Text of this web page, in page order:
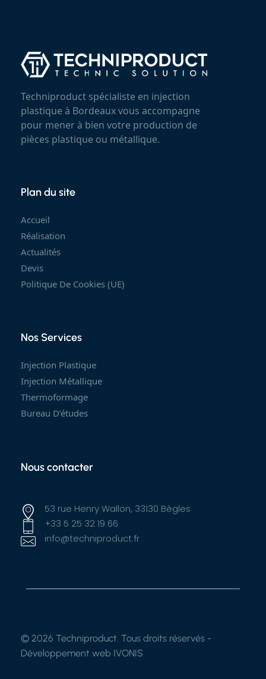
Techniproduct spécialiste en injection
plastique à Bordeaux vous accompagne
pour mener à bien votre production de
pièces plastique ou métallique.
Plan du site
Accueil
Réalisation
Actualités
Devis
Politique De Cookies (UE)
Nos Services
Injection Plastique
Injection Métallique
Thermoformage
Bureau D’études
Nous contacter
53 rue Henry Wallon, 33130 Bègles
+33 5 25 32 19 66
info@techniproduct.fr
© 2026 Techniproduct. Tous droits réservés -
Développement web IVONIS